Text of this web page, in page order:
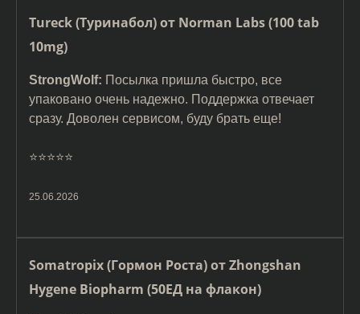
Tureck (Туринабол) от Norman Labs (100 tab
10mg)
StrongWolf: Посылка пришла быстро, все
упаковано очень надежно. Поддержка отвечает
сразу. Доволен сервисом, буду брать еще!
⭐️⭐️⭐️⭐️⭐️
25.06.2026
Somatropix (Гормон Роста) от Zhongshan
Hygene Biopharm (50ЕД на флакон)